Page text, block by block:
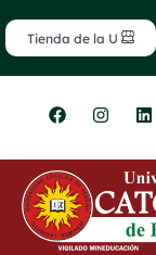
al
contenido
Tienda de la U
F
a
e
b
o
o
k
I
n
t
g
r
m
L
i
k
e
d
i
n